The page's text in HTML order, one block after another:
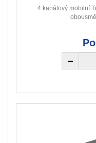
4 kanálový mobilní